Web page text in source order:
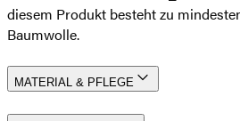
diesem Produkt besteht zu
Baumwolle.
MATERIAL & PFLEGE